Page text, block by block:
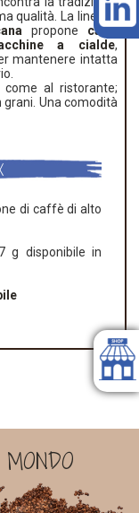
qualità. La linea di
propone caffè
a cialde,
mantenere intatta
al ristorante;
grani. Una comodità
di caffè di alto
g disponibile in